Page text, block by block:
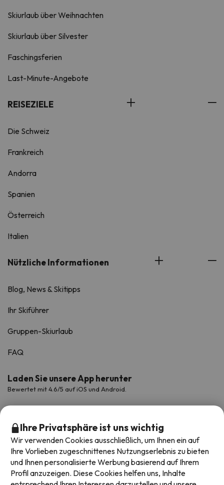
Skiurlaub über Weihnachten
Skiurlaub über Silvester
Faschingsferien
Last-Minute-Angebote
REISEZIELE
Die Schweiz
Frankreich
Andorra
Spanien
Österreich
Italien
Nützliche Informationen
Blog, News & Skitipps
Ihr Skiführer
Gruppen-Skiurlaub
FAQ
Laden Sie unsere App herunter
Bewertet mit 4.6/5 auf iOS und Android.
Ihre Privatsphäre ist uns wichtig
Wir verwenden Cookies ausschließlich, um Ihnen ein auf
Ihre Vorlieben zugeschnittenes Nutzungserlebnis zu bieten
und Ihnen personalisierte Werbung basierend auf Ihrem
Profil anzuzeigen. Diese Cookies helfen uns, Inhalte